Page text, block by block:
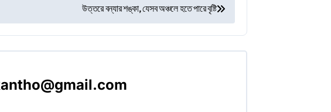
উত্তরে বন্যার শঙ্কা, যেসব অঞ্চলে হতে পারে বৃষ্টি